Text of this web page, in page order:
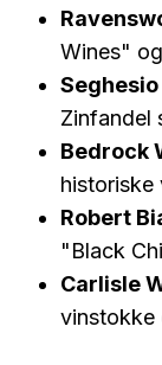
Wines"
Zinfandel
Bedrock
historiske
Robert
"Black
Carlisle
vinstokke